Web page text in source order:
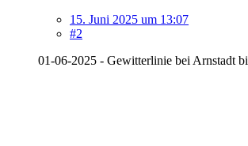
15. Juni 2025 um 13:07
#2
01-06-2025 - Gewitterlinie bei Arnstadt